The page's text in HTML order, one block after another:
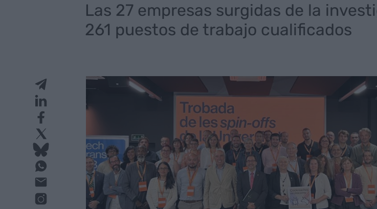
Las 27 empresas surgidas de la
261 puestos de trabajo cualificados